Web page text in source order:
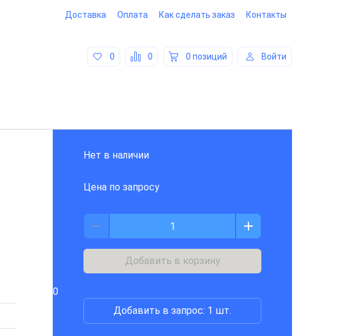
Доставка Оплата Как сделать заказ Контакты
0 0 0 позиций Войти
Нет в наличии
Цена по запросу
Добавить в корзину
0
Добавить в запрос: 1 шт.